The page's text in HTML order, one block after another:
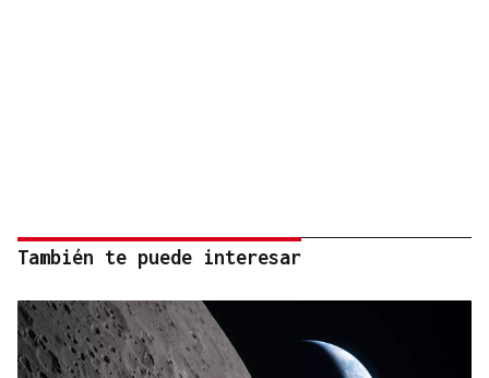
También te puede interesar